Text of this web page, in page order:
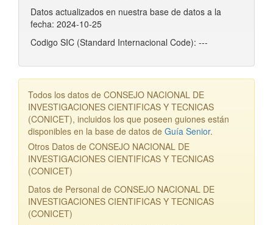
Datos actualizados en nuestra base de datos a la
fecha: 2024-10-25
Codigo SIC (Standard Internacional Code): ---
Todos los datos de CONSEJO NACIONAL DE
INVESTIGACIONES CIENTIFICAS Y TECNICAS
(CONICET), incluidos los que poseen guiones están
disponibles en la base de datos de Guía Senior.
Otros Datos de CONSEJO NACIONAL DE
INVESTIGACIONES CIENTIFICAS Y TECNICAS
(CONICET)
Datos de Personal de CONSEJO NACIONAL DE
INVESTIGACIONES CIENTIFICAS Y TECNICAS
(CONICET)